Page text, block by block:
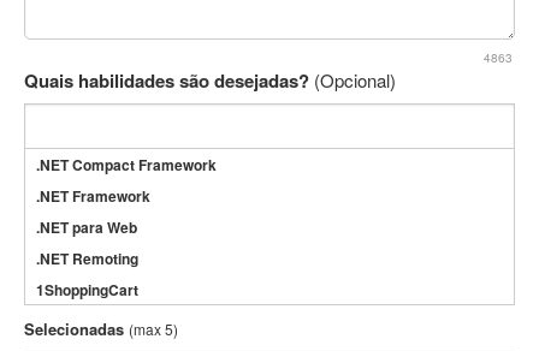
4863
Quais habilidades são desejadas? (Opcional)
.NET Compact Framework
.NET Framework
.NET para Web
.NET Remoting
1ShoppingCart
3DS Max
Selecionadas (max 5)